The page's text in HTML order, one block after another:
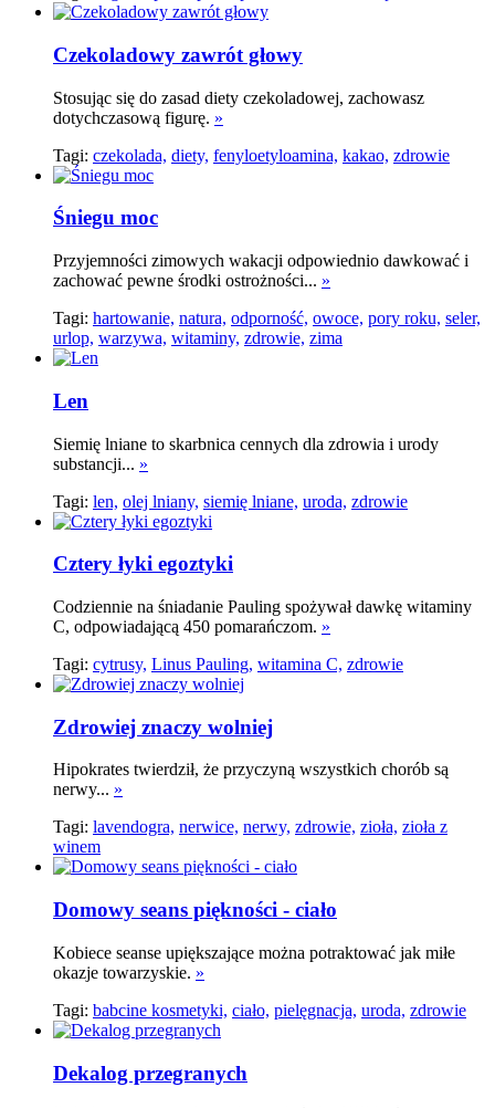
Czekoladowy zawrót głowy
Stosując się do zasad diety czekoladowej, zachowasz
dotychczasową figurę. »
Tagi: czekolada, diety, fenyloetyloamina, kakao, zdrowie
Śniegu moc
Przyjemności zimowych wakacji odpowiednio dawkować i
zachować pewne środki ostrożności... »
Tagi: hartowanie, natura, odporność, owoce, pory roku, seler,
urlop, warzywa, witaminy, zdrowie, zima
Len
Siemię lniane to skarbnica cennych dla zdrowia i urody
substancji... »
Tagi: len, olej lniany, siemię lniane, uroda, zdrowie
Cztery łyki egoztyki
Codziennie na śniadanie Pauling spożywał dawkę witaminy
C, odpowiadającą 450 pomarańczom. »
Tagi: cytrusy, Linus Pauling, witamina C, zdrowie
Zdrowiej znaczy wolniej
Hipokrates twierdził, że przyczyną wszystkich chorób są
nerwy... »
Tagi: lavendogra, nerwice, nerwy, zdrowie, zioła, zioła z
winem
Domowy seans piękności - ciało
Kobiece seanse upiększające można potraktować jak miłe
okazje towarzyskie. »
Tagi: babcine kosmetyki, ciało, pielęgnacja, uroda, zdrowie
Dekalog przegranych